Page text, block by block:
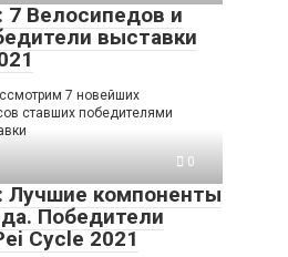
7 Велосипедов и
выставки
7 новейших
ставших победителями
0
Лучшие компоненты
Победители
Cycle 2021